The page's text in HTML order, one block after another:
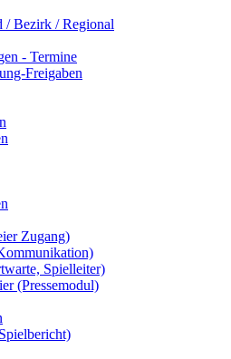
/ Bezirk / Regional
- Termine
Freigaben
Zugang)
Spielleiter)
(Pressemodul)